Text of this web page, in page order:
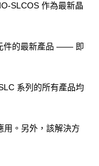
SLCOS 作為最新晶
件的最新產品 —— 即
系列的所有產品均
用。另外，該解決方